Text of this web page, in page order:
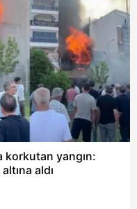
korkutan yangın:
aldı